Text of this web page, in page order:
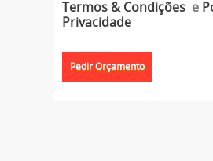
Termos & Condições e
Privacidade